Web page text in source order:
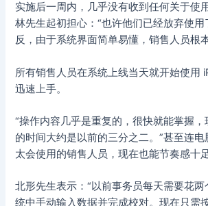
实施后一周内，几乎没有收到任何关于使
林先生起初担心：“也许他们已经放弃使用
反，由于系统界面简单易懂，销售人员根
所有销售人员在系统上线当天就开始使用
迅速上手。
“操作内容几乎是重复的，很快就能掌握
的时间大约是以前的三分之二。”甚至连
太会使用的销售人员，现在也能节奏感十
北形先生表示：“以前事务员每天需要花
统中手动输入数据并完成校对。现在只需